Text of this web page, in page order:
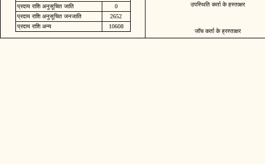
प्रदाय राशि अनुसूचित जाति
0
प्रदाय राशि अनुसूचित जनजाति
2652
प्रदाय राशि अन्य
10608
उपस्थिति कर्ता के हस्ताक्षर
जॉच कर्ता के ह्रस्ताक्षर